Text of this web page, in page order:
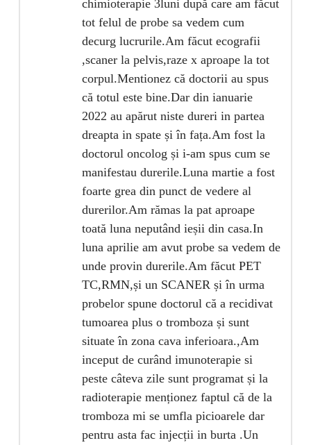
chimioterapie 3luni după care am făcut
tot felul de probe sa vedem cum
decurg lucrurile.Am făcut ecografii
,scaner la pelvis,raze x aproape la tot
corpul.Mentionez că doctorii au spus
că totul este bine.Dar din ianuarie
2022 au apărut niste dureri in partea
dreapta in spate și în fața.Am fost la
doctorul oncolog și i-am spus cum se
manifestau durerile.Luna martie a fost
foarte grea din punct de vedere al
durerilor.Am rămas la pat aproape
toată luna neputând ieșii din casa.In
luna aprilie am avut probe sa vedem de
unde provin durerile.Am făcut PET
TC,RMN,și un SCANER și în urma
probelor spune doctorul că a recidivat
tumoarea plus o tromboza și sunt
situate în zona cava inferioara.,Am
inceput de curând imunoterapie si
peste câteva zile sunt programat și la
radioterapie menționez faptul că de la
tromboza mi se umfla picioarele dar
pentru asta fac injecții in burta .Un